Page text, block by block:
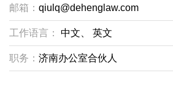
邮箱： qiulq@dehenglaw.com
工作语言： 中文、 英文
职务： 济南办公室合伙人